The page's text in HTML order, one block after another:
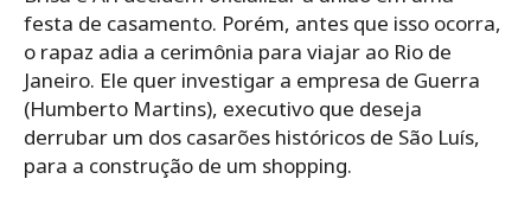
festa de casamento. Porém, antes que isso ocorra,
o rapaz adia a cerimônia para viajar ao Rio de
Janeiro. Ele quer investigar a empresa de Guerra
(Humberto Martins), executivo que deseja
derrubar um dos casarões históricos de São Luís,
para a construção de um shopping.